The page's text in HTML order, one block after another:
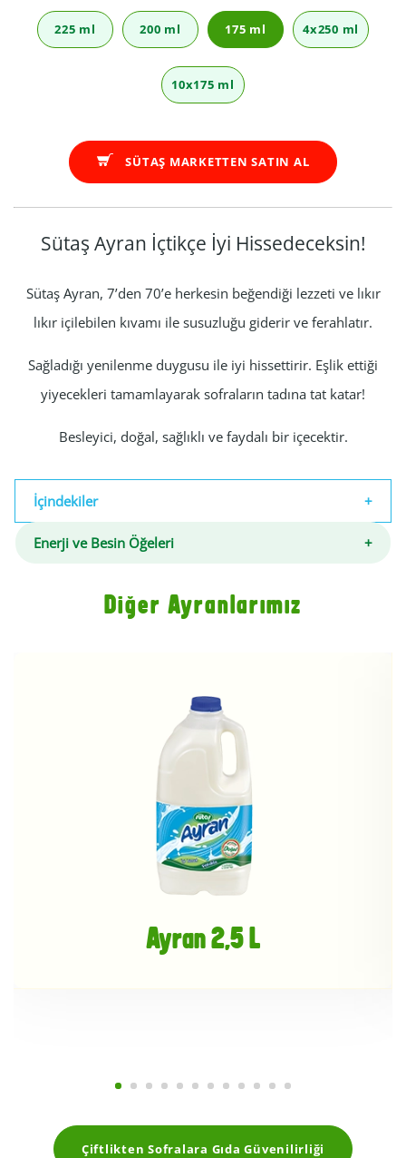
225 ml 200 ml 175 ml 4x250 ml
10x175 ml
SÜTAŞ MARKETTEN SATIN AL
Sütaş Ayran İçtikçe İyi Hissedeceksin!
Sütaş Ayran, 7’den 70’e herkesin beğendiği lezzeti ve lıkır
lıkır içilebilen kıvamı ile susuzluğu giderir ve ferahlatır.
Sağladığı yenilenme duygusu ile iyi hissettirir. Eşlik ettiği
yiyecekleri tamamlayarak sofraların tadına tat katar!
Besleyici, doğal, sağlıklı ve faydalı bir içecektir.
İçindekiler
Enerji ve Besin Öğeleri
Diğer Ayranlarımız
Ayran 2,5 L
Çiftlikten Sofralara Gıda Güvenilirliği